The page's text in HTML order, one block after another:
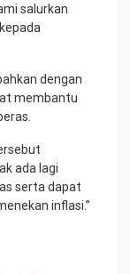
salurkan
dengan
membantu
ada lagi
serta dapat
inflasi.”